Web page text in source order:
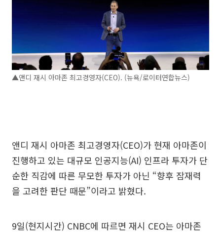
▲앤디 재시 아마존 최고경영자(CEO). (뉴욕/로이터연합뉴스)
앤디 재시 아마존 최고경영자(CEO)가 현재 아마존이
진행하고 있는 대규모 인공지능(AI) 인프라 투자가 단
순한 직감에 따른 무모한 투자가 아닌 “향후 잠재력
을 고려한 판단 때문”이라고 밝혔다.
9일(현지시간) CNBC에 따르면 재시 CEO는 아마존